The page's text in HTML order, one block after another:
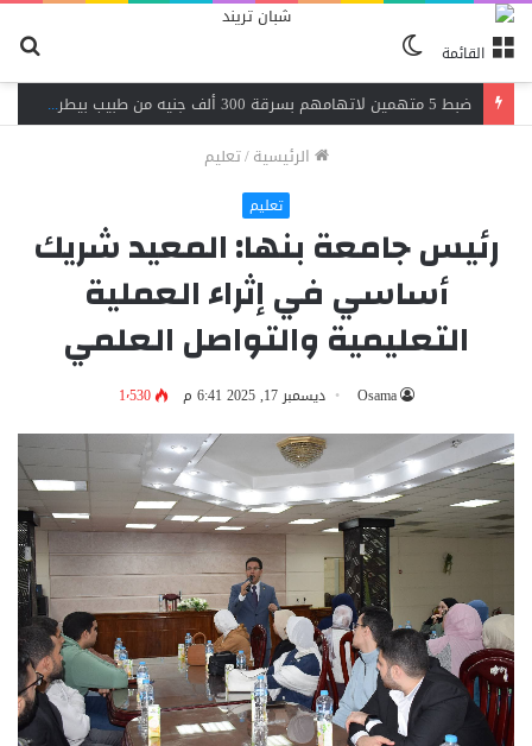
القائمة
المظلم
اندلاع حريق داخل مصنع نسيج بشبرا الخيمة.. 3 سيارات إطفاء تحاصر النيران
الرئيسية/تعليم
تعليم
رئيس جامعة بنها: المعيد شريك
أساسي في إثراء العملية
التعليمية والتواصل العلمي
Osama ديسمبر 17, 2025 6:41 م 1٬530